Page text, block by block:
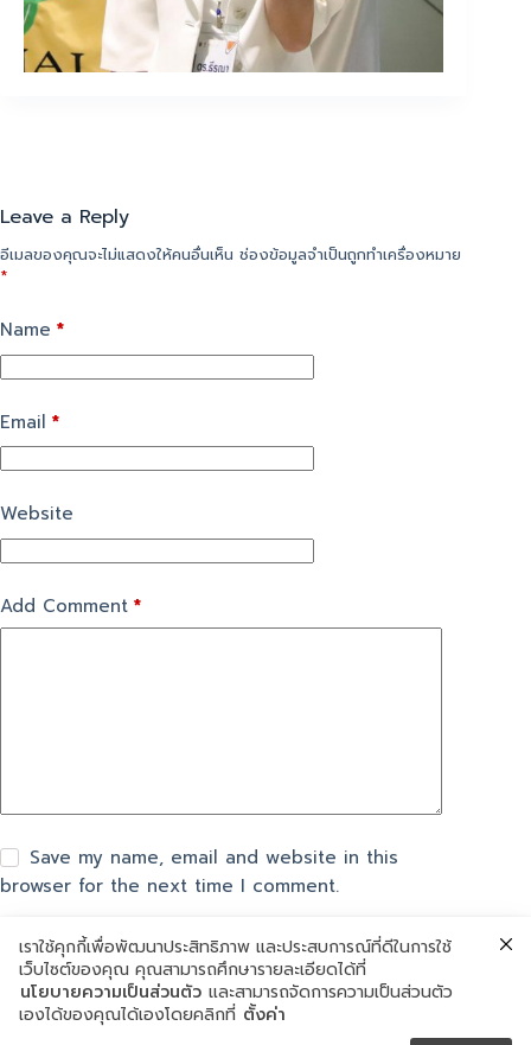
Leave a Reply
อีเมลของคุณจะไม่แสดงให้คนอื่นเห็น ช่องข้อมูลจำเป็นถูกทำเครื่องหมาย
*
Name *
Email *
Website
Add Comment *
Save my name, email and website in this
browser for the next time I comment.
แสดงความเห็น
เราใช้คุกกี้เพื่อพัฒนาประสิทธิภาพ และประสบการณ์ที่ดีในการใช้
เว็บไซต์ของคุณ คุณสามารถศึกษารายละเอียดได้ที่
นโยบายความเป็นส่วนตัว และสามารถจัดการความเป็นส่วนตัว
เองได้ของคุณได้เองโดยคลิกที่ ตั้งค่า